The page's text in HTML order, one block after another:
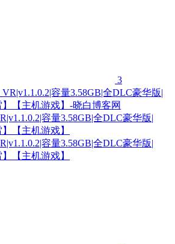
3
容量3.58GB|全DLC豪华版|
【主机游戏】
容量3.58GB|全DLC豪华版|
【主机游戏】